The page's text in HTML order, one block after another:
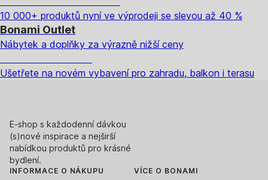
10 000+ produktů nyní ve výprodeji se slevou až 40 %
Bonami Outlet
Nábytek a doplňky za výrazně nižší ceny
Ušetřete na novém vybavení pro zahradu, balkon i terasu
E-shop s každodenní dávkou
(s)nové inspirace a nejširší
nabídkou produktů pro krásné
bydlení.
INFORMACE O NÁKUPU VÍCE O BONAMI